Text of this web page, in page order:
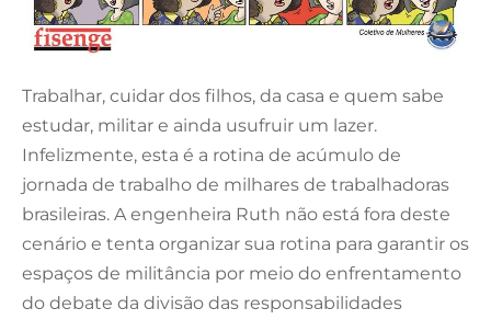
Trabalhar, cuidar dos filhos, da casa e quem sabe
estudar, militar e ainda usufruir um lazer.
Infelizmente, esta é a rotina de acúmulo de
jornada de trabalho de milhares de trabalhadoras
brasileiras. A engenheira Ruth não está fora deste
cenário e tenta organizar sua rotina para garantir os
espaços de militância por meio do enfrentamento
do debate da divisão das responsabilidades